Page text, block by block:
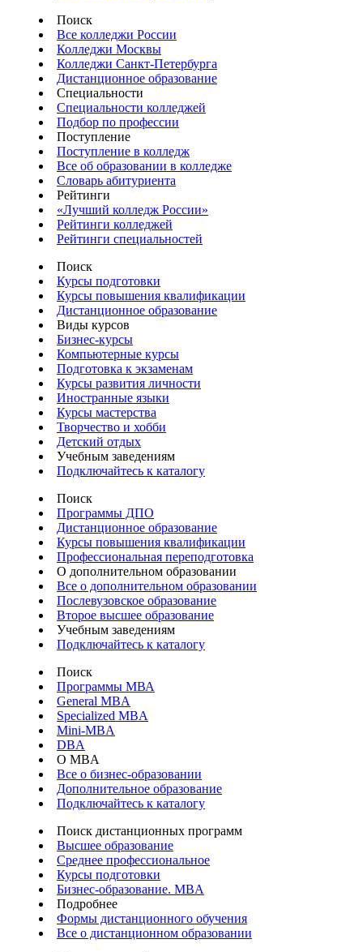
Поиск
Все колледжи России
Колледжи Москвы
Колледжи Санкт-Петербурга
Дистанционное образование
Специальности
Специальности колледжей
Подбор по профессии
Поступление
Поступление в колледж
Все об образовании в колледже
Словарь абитуриента
Рейтинги
«Лучший колледж России»
Рейтинги колледжей
Рейтинги специальностей
Поиск
Курсы подготовки
Курсы повышения квалификации
Дистанционное образование
Виды курсов
Бизнес-курсы
Компьютерные курсы
Подготовка к экзаменам
Курсы развития личности
Иностранные языки
Курсы мастерства
Творчество и хобби
Детский отдых
Учебным заведениям
Подключайтесь к каталогу
Поиск
Программы ДПО
Дистанционное образование
Курсы повышения квалификации
Профессиональная переподготовка
О дополнительном образовании
Все о дополнительном образовании
Послевузовское образование
Второе высшее образование
Учебным заведениям
Подключайтесь к каталогу
Поиск
Программы МВА
General MBA
Specialized MBA
Mini-MBA
DBA
О MBA
Все о бизнес-образовании
Дополнительное образование
Подключайтесь к каталогу
Поиск дистанционных программ
Высшее образование
Среднее профессиональное
Курсы подготовки
Бизнес-образование. MBA
Подробнее
Формы дистанционного обучения
Все о дистанционном образовании